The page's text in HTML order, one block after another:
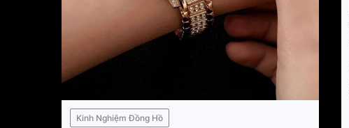
Kinh Nghiệm Đồng Hồ